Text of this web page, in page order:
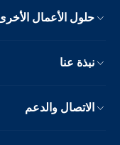
حلول الأعمال الأخرى
نبذة عنا
الاتصال والدعم